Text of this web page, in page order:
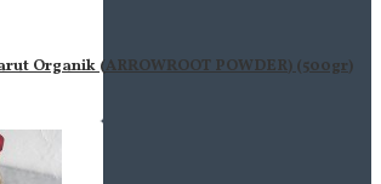
Organik (ARROWROOT POWDER) (500gr)